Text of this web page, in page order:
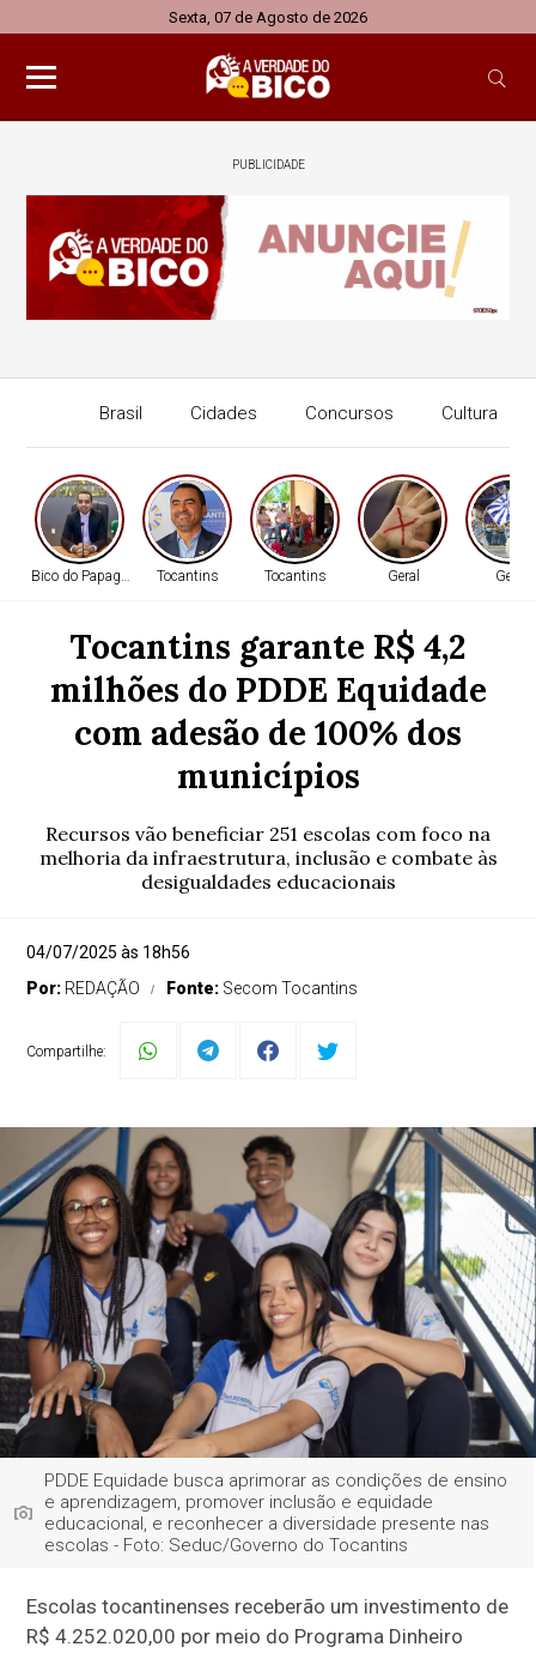
Sexta, 07 de Agosto de 2026
PUBLICIDADE
Brasil Cidades Concursos Cultura
Bico do Papagaio Tocantins Tocantins Geral Geral
Tocantins garante R$ 4,2
milhões do PDDE Equidade
com adesão de 100% dos
municípios
Recursos vão beneficiar 251 escolas com foco na
melhoria da infraestrutura, inclusão e combate às
desigualdades educacionais
04/07/2025 às 18h56
Por: REDAÇÃO Fonte: Secom Tocantins
Compartilhe:
PDDE Equidade busca aprimorar as condições de ensino
e aprendizagem, promover inclusão e equidade
educacional, e reconhecer a diversidade presente nas
escolas - Foto: Seduc/Governo do Tocantins
Escolas tocantinenses receberão um investimento de
R$ 4.252.020,00 por meio do Programa Dinheiro